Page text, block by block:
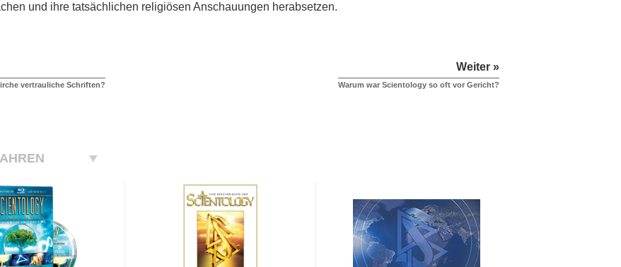
und ihre tatsächlichen religiösen Anschauungen herabsetzen.
vertrauliche Schriften?
Weiter »
Warum war Scientology so oft vor Gericht?